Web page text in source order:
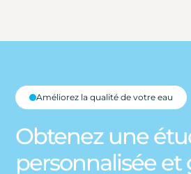
Améliorez la qualité de votre eau
Obtenez une
personnalisée et